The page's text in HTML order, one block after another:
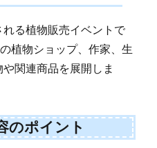
る植物販売イベントで
植物ショップ、作家、生
関連商品を展開しま
のポイント